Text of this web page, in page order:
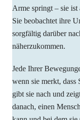
Arme springt – sie ist
Sie beobachtet ihre
sorgfältig darüber
näherzukommen.
Jede Ihrer
wenn sie merkt, dass
gibt sie nach und
danach, einen